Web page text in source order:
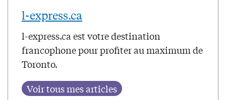
l-express.ca
l-express.ca est votre destination
francophone pour profiter au maximum de
Toronto.